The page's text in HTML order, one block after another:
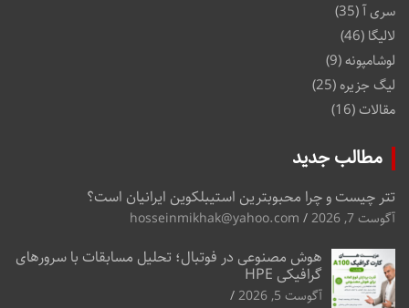
سری آ(35)
لالیگا (46)
لوشامپونه(9)
لیگ جزیره (25)
مقالات(16)
مطالب جدید
تتر چیست و چرا محبوبترین استیبلکوین ایرانیان است؟
آگوست 7, 2026 hosseinmikhak@yahoo.com
هوش مصنوعی در فوتبال؛ تحلیل مسابقات با سرورهای
گرافیکی HPE
آگوست 5, 2026